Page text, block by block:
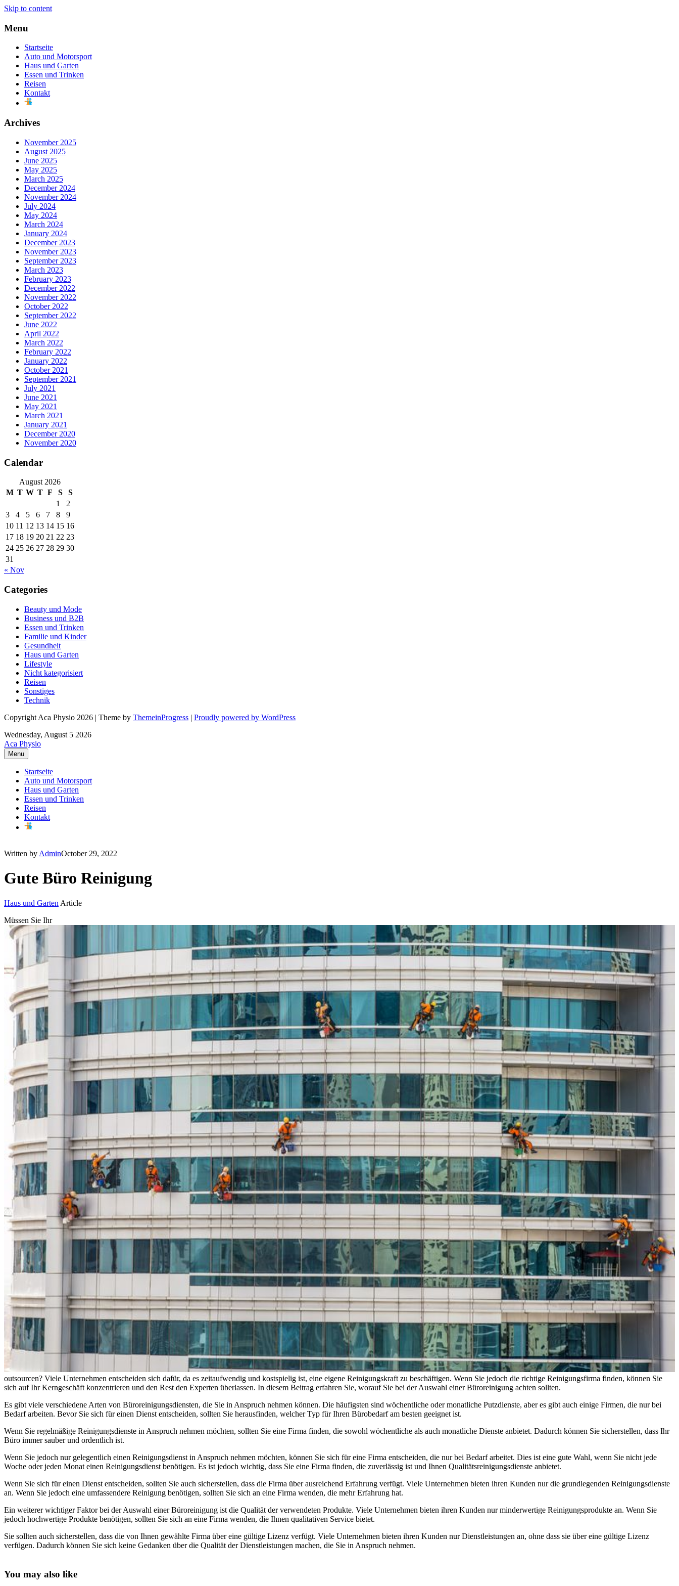
Skip to content
Menu
Startseite
Auto und Motorsport
Haus und Garten
Essen und Trinken
Reisen
Kontakt
Archives
November 2025
August 2025
June 2025
May 2025
March 2025
December 2024
November 2024
July 2024
May 2024
March 2024
January 2024
December 2023
November 2023
September 2023
March 2023
February 2023
December 2022
November 2022
October 2022
September 2022
June 2022
April 2022
March 2022
February 2022
January 2022
October 2021
September 2021
July 2021
June 2021
May 2021
March 2021
January 2021
December 2020
November 2020
Calendar
August 2026
M T W T F S
S
1
2
3
4 5 6 7 8
9
10 11 12 13 14 15 16
17 18 19 20 21 22 23
24 25 26 27 28 29 30
31
« Nov
Categories
Beauty und Mode
Business und B2B
Essen und Trinken
Familie und Kinder
Gesundheit
Haus und Garten
Lifestyle
Nicht kategorisiert
Reisen
Sonstiges
Technik
Copyright Aca Physio 2026 | Theme by ThemeinProgress | Proudly powered by WordPress
Wednesday, August 5 2026
Aca Physio
Menu
Startseite
Auto und Motorsport
Haus und Garten
Essen und Trinken
Reisen
Kontakt
Written by AdminOctober 29, 2022
Gute Büro Reinigung
Haus und Garten Article
Müssen Sie Ihr
outsourcen? Viele Unternehmen entscheiden sich dafür, da es zeitaufwendig und kostspielig ist, eine eigene Reinigungskraft zu beschäftigen. Wenn Sie jedoch die richtige Reinigungsfirma finden, können Sie
sich auf Ihr Kerngeschäft konzentrieren und den Rest den Experten überlassen. In diesem Beitrag erfahren Sie, worauf Sie bei der Auswahl einer Büroreinigung achten sollten.
Es gibt viele verschiedene Arten von Büroreinigungsdiensten, die Sie in Anspruch nehmen können. Die häufigsten sind wöchentliche oder monatliche Putzdienste, aber es gibt auch einige Firmen, die nur bei
Bedarf arbeiten. Bevor Sie sich für einen Dienst entscheiden, sollten Sie herausfinden, welcher Typ für Ihren Bürobedarf am besten geeignet ist.
Wenn Sie regelmäßige Reinigungsdienste in Anspruch nehmen möchten, sollten Sie eine Firma finden, die sowohl wöchentliche als auch monatliche Dienste anbietet. Dadurch können Sie sicherstellen, dass Ihr
Büro immer sauber und ordentlich ist.
Wenn Sie jedoch nur gelegentlich einen Reinigungsdienst in Anspruch nehmen möchten, können Sie sich für eine Firma entscheiden, die nur bei Bedarf arbeitet. Dies ist eine gute Wahl, wenn Sie nicht jede
Woche oder jeden Monat einen Reinigungsdienst benötigen. Es ist jedoch wichtig, dass Sie eine Firma finden, die zuverlässig ist und Ihnen Qualitätsreinigungsdienste anbietet.
Wenn Sie sich für einen Dienst entscheiden, sollten Sie auch sicherstellen, dass die Firma über ausreichend Erfahrung verfügt. Viele Unternehmen bieten ihren Kunden nur die grundlegenden Reinigungsdienste
an. Wenn Sie jedoch eine umfassendere Reinigung benötigen, sollten Sie sich an eine Firma wenden, die mehr Erfahrung hat.
Ein weiterer wichtiger Faktor bei der Auswahl einer Büroreinigung ist die Qualität der verwendeten Produkte. Viele Unternehmen bieten ihren Kunden nur minderwertige Reinigungsprodukte an. Wenn Sie
jedoch hochwertige Produkte benötigen, sollten Sie sich an eine Firma wenden, die Ihnen qualitativen Service bietet.
Sie sollten auch sicherstellen, dass die von Ihnen gewählte Firma über eine gültige Lizenz verfügt. Viele Unternehmen bieten ihren Kunden nur Dienstleistungen an, ohne dass sie über eine gültige Lizenz
verfügen. Dadurch können Sie sich keine Gedanken über die Qualität der Dienstleistungen machen, die Sie in Anspruch nehmen.
You may also like